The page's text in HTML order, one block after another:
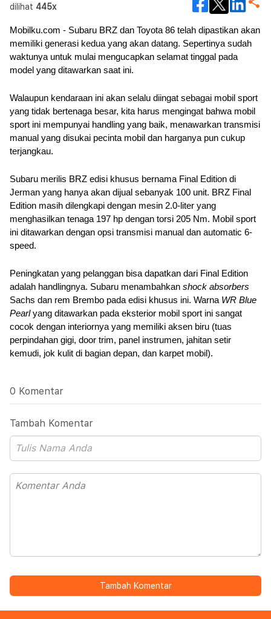
dilihat 445x
Mobilku.com - Subaru BRZ dan Toyota 86 telah dipastikan akan
memiliki generasi kedua yang akan datang. Sepertinya sudah
waktunya untuk mulai mengucapkan selamat tinggal pada
model yang ditawarkan saat ini.
Walaupun kendaraan ini akan selalu diingat sebagai mobil sport
yang tidak bertenaga besar, kita harus mengingat bahwa mobil
sport ini mempunyai handling yang baik, menawarkan transmisi
manual yang disukai pecinta mobil dan harganya pun cukup
terjangkau.
Subaru merilis BRZ edisi khusus bernama Final Edition di
Jerman yang hanya akan dijual sebanyak 100 unit. BRZ Final
Edition masih dilengkapi dengan mesin 2.0-liter yang
menghasilkan tenaga 197 hp dengan torsi 205 Nm. Mobil sport
ini ditawarkan dengan opsi transmisi manual dan automatic 6-
speed.
Peningkatan yang pelanggan bisa dapatkan dari Final Edition
adalah handlingnya. Subaru menambahkan shock absorbers
Sachs dan rem Brembo pada edisi khusus ini. Warna WR Blue
Pearl yang ditawarkan pada eksterior mobil sport ini sangat
cocok dengan interiornya yang memiliki aksen biru (tuas
perpindahan gigi, door trim, panel instrumen, jahitan setir
kemudi, jok kulit di bagian depan, dan karpet mobil).
0 Komentar
Tambah Komentar
Tambah Komentar